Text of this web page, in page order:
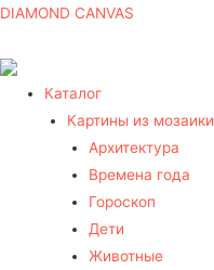
DIAMOND CANVAS
Каталог
Картины из мозаики
Архитектура
Времена года
Гороскоп
Дети
Животные